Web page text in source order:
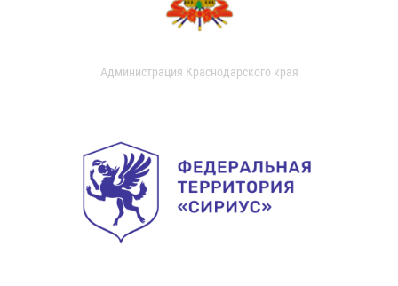
Администрация Краснодарского края